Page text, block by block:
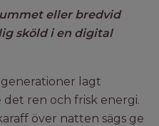
eller bredvid
sköld i en digital
generationer lagt
ren och frisk energi.
över natten sägs ge